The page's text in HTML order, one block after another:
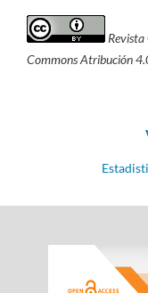
Commons Atribución